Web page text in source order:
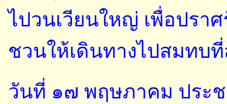
ไปวนเวียนใหญ่ เพื่อปรา
ชวนให้เดินทางไปสมทบ
วันที่ ๑๗ พฤษภาคม ประ